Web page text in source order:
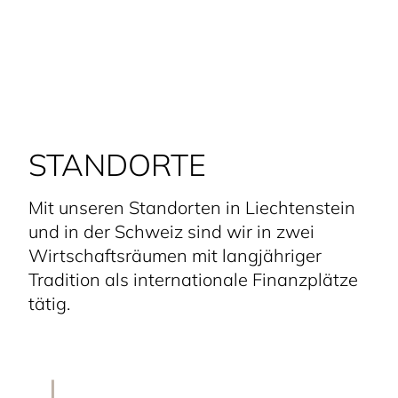
STANDORTE
Mit unseren Standorten in Liechtenstein
und in der Schweiz sind wir in zwei
Wirtschafts­räumen mit langjähriger
Tradition als interna­tionale Finanz­plätze
tätig.